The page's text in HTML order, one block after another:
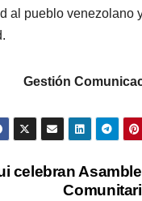
al pueblo venezolano
Gestión
celebran